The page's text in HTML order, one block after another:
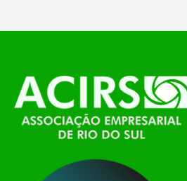
O Polo ACATE-ACIRS, por
de Tecnologia da Informação
Itajaí, realizou, no dia 21 de
Conexão Tech NIAVI,
tecnologia da região para
apresentação de novas
encontro aconteceu em Rio…